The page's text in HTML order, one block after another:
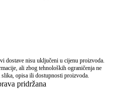
dostave nisu uključeni u cijenu proizvoda.
ali zbog tehnoloških ograničenja ne
opisa ili dostupnosti proizvoda.
pridržana